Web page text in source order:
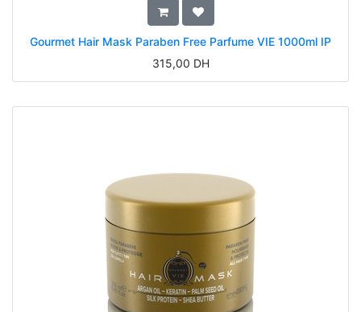
Gourmet Hair Mask Paraben Free Parfume VIE 1000ml IP
315,00 DH